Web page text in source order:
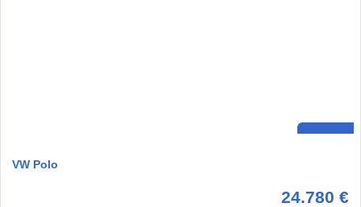
VW Polo
24.780 €